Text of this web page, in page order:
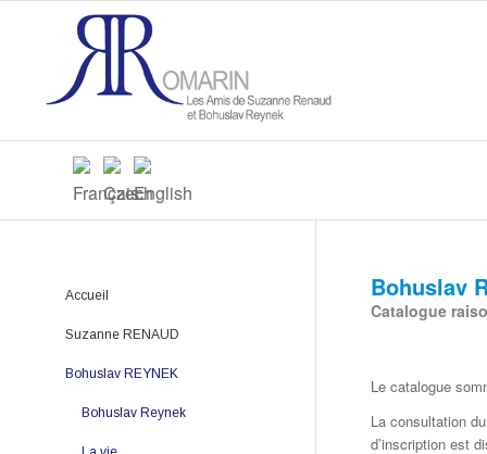
Bohuslav
Catalogue
Le catalogue
La consultation
d’inscription est
Accueil
Suzanne RENAUD
Suzanne Renaud
La vie
Bohuslav REYNEK
Bohuslav Reynek